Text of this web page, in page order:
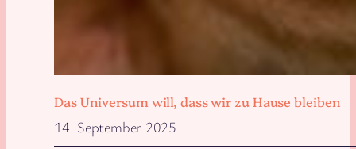
Das Universum will, dass wir zu Hause bleiben
14. September 2025